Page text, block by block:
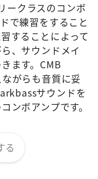
ークラスのコンボ
で練習をすること
することによって
、サウンドメイ
ます。CMB
がらも音質に妥
サウンドを
ンボアンプです。
る